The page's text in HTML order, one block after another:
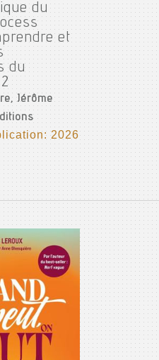
du
et
du
Jérôme
2026